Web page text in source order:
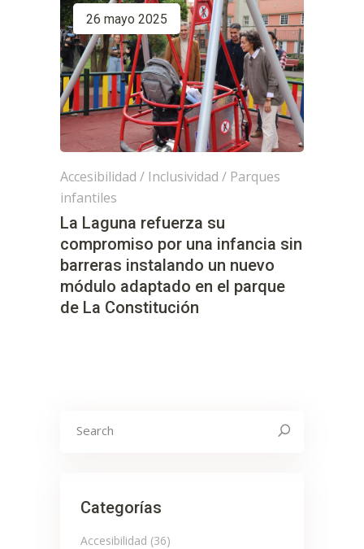
26 mayo 2025
Accesibilidad / Inclusividad / Parques
infantiles
La Laguna refuerza su
compromiso por una infancia sin
barreras instalando un nuevo
módulo adaptado en el parque
de La Constitución
Categorías
Accesibilidad (36)